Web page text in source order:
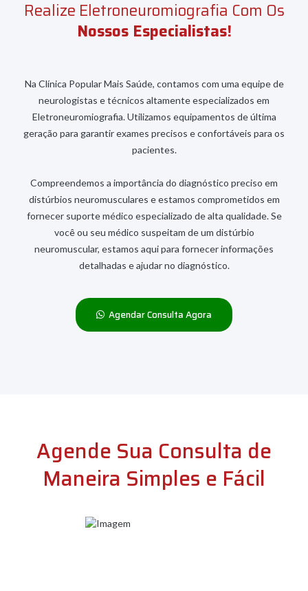
Realize Eletroneuromiografia Com Os
Nossos Especialistas!
Na Clínica Popular Mais Saúde, contamos com uma equipe de
neurologistas e técnicos altamente especializados em
Eletroneuromiografia. Utilizamos equipamentos de última
geração para garantir exames precisos e confortáveis para os
pacientes.
Compreendemos a importância do diagnóstico preciso em
distúrbios neuromusculares e estamos comprometidos em
fornecer suporte médico especializado de alta qualidade. Se
você ou seu médico suspeitam de um distúrbio
neuromuscular, estamos aqui para fornecer informações
detalhadas e ajudar no diagnóstico.
Agendar Consulta Agora
Agende Sua Consulta de
Maneira Simples e Fácil